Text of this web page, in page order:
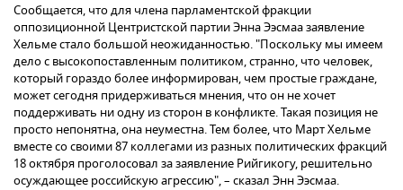
Сообщается, что для члена парламентской фракции
оппозиционной Центристской партии Энна Ээсмаа заявление
Хельме стало большой неожиданностью. "Поскольку мы имеем
дело с высокопоставленным политиком, странно, что человек,
который гораздо более информирован, чем простые граждане,
может сегодня придерживаться мнения, что он не хочет
поддерживать ни одну из сторон в конфликте. Такая позиция не
просто непонятна, она неуместна. Тем более, что Март Хельме
вместе со своими 87 коллегами из разных политических фракций
18 октября проголосовал за заявление Рийгикогу, решительно
осуждающее российскую агрессию", – сказал Энн Ээсмаа.